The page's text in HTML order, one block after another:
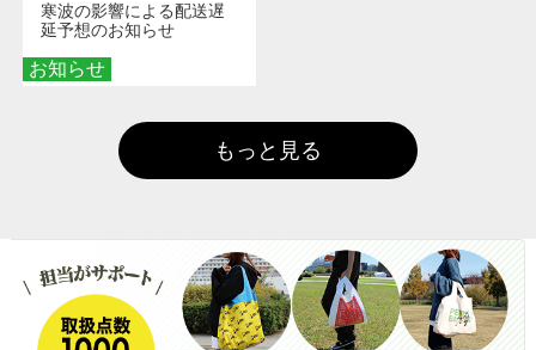
お知らせ
寒波の影響による配送遅
延予想のお知らせ
もっと見る